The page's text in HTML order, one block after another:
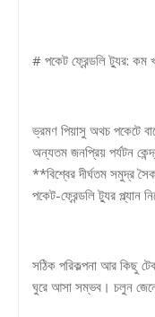
# পকেট ফ্রেন্ডলি ট্যুর: কম
ভ্রমণ পিয়াসু অথচ পকেটে
অন্যতম জনপ্রিয় পর্যটন
**বিশ্বের দীর্ঘতম সমুদ্র
পকেট-ফ্রেন্ডলি ট্যুর
সঠিক পরিকল্পনা আর কিছু
ঘুরে আসা সম্ভব। চলুন জেনে